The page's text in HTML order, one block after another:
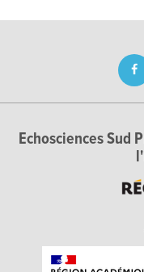
Echosciences Sud